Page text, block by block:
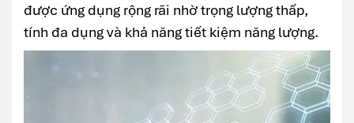
được ứng dụng rộng rãi nhờ trọng lượng thấp,
tính đa dụng và khả năng tiết kiệm năng lượng.